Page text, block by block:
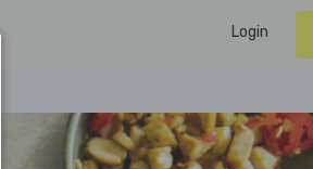
Login